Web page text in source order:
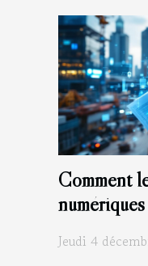
Comment
Jeudi 4